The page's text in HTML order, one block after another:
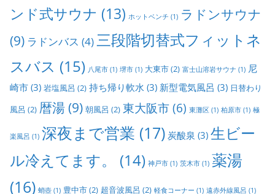
ンド式サウナ (13) ホットベンチ (1) ラドンサウナ
(9) ラドンバス (4)三段階切替式フィットネ
スバス (15) 八尾市 (1) 堺市 (1) 大東市(2) 富士山溶岩サウナ (1) 尼
崎市 (3) 岩塩風呂 (2) 持ち帰り軟水 (3) 新型電気風呂 (3) 日替わり
風呂 (2) 暦湯(9) 朝風呂 (2) 東大阪市(6) 東灘区 (1) 柏原市 (1) 極
楽風呂 (1) 深夜まで営業 (17) 炭酸泉 (3) 生ビー
ル冷えてます。
(14) 神戸市 (1) 茨木市 (1) 薬湯
(16) 蛸壺 (1) 豊中市(2) 超音波風呂 (2) 軽食コーナー (1) 遠赤外線風呂 (1)